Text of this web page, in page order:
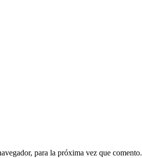
para la próxima vez que comento.